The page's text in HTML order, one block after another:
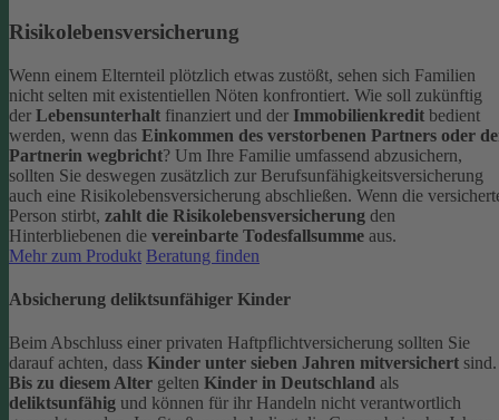
Risikolebensversicherung
Wenn einem Elternteil plötzlich etwas zustößt, sehen sich Familien
nicht selten mit existentiellen Nöten konfrontiert. Wie soll zukünftig
der Lebensunterhalt finanziert und der Immobilienkredit bedient
werden, wenn das Einkommen des verstorbenen Partners oder
Partnerin wegbricht? Um Ihre Familie umfassend abzusichern,
sollten Sie deswegen zusätzlich zur Berufsunfähigkeitsversicherung
auch eine Risikolebensversicherung abschließen. Wenn die
Person stirbt, zahlt die Risikolebensversicherung den
Hinterbliebenen die vereinbarte Todesfallsumme aus.
Mehr zum Produkt Beratung finden
Absicherung deliktsunfähiger Kinder
Beim Abschluss einer privaten Haftpflichtversicherung sollten Sie
darauf achten, dass Kinder unter sieben Jahren mitversichert sind.
Bis zu diesem Alter gelten Kinder in Deutschland als
deliktsunfähig und können für ihr Handeln nicht verantwortlich